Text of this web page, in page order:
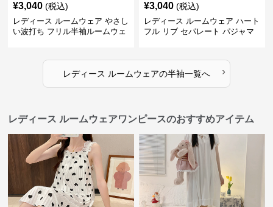
¥3,040 (税込)
レディース ルームウェア やさし
い波打ち フリル半袖ルームウェ
¥3,040 (税込)
レディース ルームウェア ハート
フル リブ セパレート パジャマ
レディース ルームウェアの半袖一覧へ ›
レディース ルームウェアワンピースのおすすめアイテム